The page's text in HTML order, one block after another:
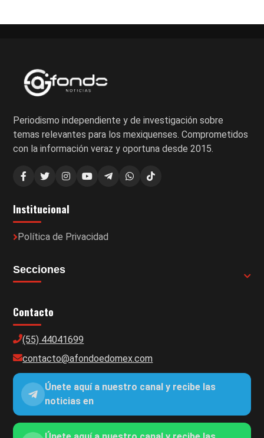
entradas
Periodismo independiente y de investigación sobre
temas relevantes para los mexiquenses. Comprometidos
con la información veraz y oportuna desde 2015.
Institucional
Política de Privacidad
Secciones
Contacto
(55) 44041699
contacto@afondoedomex.com
Únete aquí a nuestro canal y recibe las
noticias en